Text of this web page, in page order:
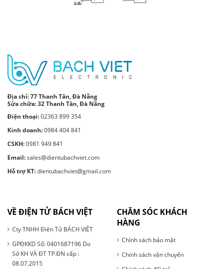
Địa chỉ:77 Thanh Tân, Đà Nẵng
Sửa chữa: 32 Thanh Tân, Đà Nẵng
Điện thoại:02363 899 354
Kinh doanh:0984 404 841
CSKH:0981 949 841
Email:sales@dientubachviet.com
Hỗ trợ KT:dientubachviet@gmail.com
VỀ ĐIỆN TỬ BÁCH VIỆT
Cty TNHH Điện Tử BÁCH VIỆT
GPĐKKD Số: 0401687196 Do
Sở KH VÀ ĐT TP.ĐN cấp :
08.07.2015
CHĂM SÓC KHÁCH
HÀNG
Chính sách bảo mật
Chính sách vận chuyển